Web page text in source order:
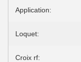
Application:
Loquet:
Croix rf: